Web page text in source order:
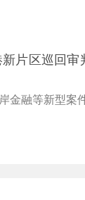
片区巡回
金融等新型案